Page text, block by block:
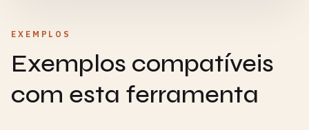
EXEMPLOS
Exemplos compatíveis
com esta ferramenta